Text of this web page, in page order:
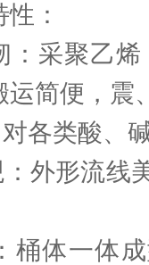
性：
采聚乙烯
运简便，
各类酸、
外形流线
体一体成